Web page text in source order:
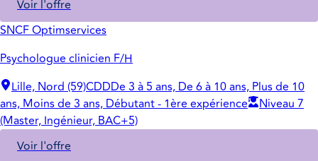
Voir l'offre
SNCF Optimservices
Psychologue clinicien F/H
Lille, Nord (59)CDDDe 3 à 5 ans, De 6 à 10 ans, Plus de 10
ans, Moins de 3 ans, Débutant - 1ère expérience
Niveau 7
(Master, Ingénieur, BAC+5)
Voir l'offre